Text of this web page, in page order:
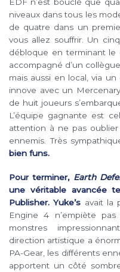
niveaux dans tous les
de quatre dans un
vous allez souffrir. Un
débloque en terminant le
accompagné d’un
mais aussi en local, via
innove avec un
de huit joueurs
L’équipe gagnante est
attention à ne pas
ennemis. Très
bien funs.
Pour terminer, Earth
une véritable avancée
Publisher. Yuke’s avait la
Engine 4 n’empiète
monstres
direction artistique a
PA-Gear, les différents
apportent un côté